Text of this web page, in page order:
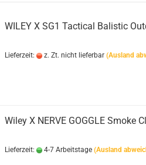
WILEY X SG1 Tactical Balistic
Lieferzeit: z. Zt. nicht lieferbar (Ausland
Wiley X NERVE GOGGLE Smoke
Lieferzeit: 4-7 Arbeitstage (Ausland